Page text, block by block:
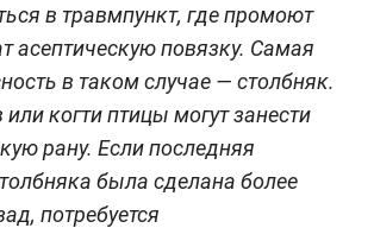
в травмпункт, где промоют
асептическую повязку. Самая
в таком случае — столбняк.
когти птицы могут занести
рану. Если последняя
была сделана более
потребуется